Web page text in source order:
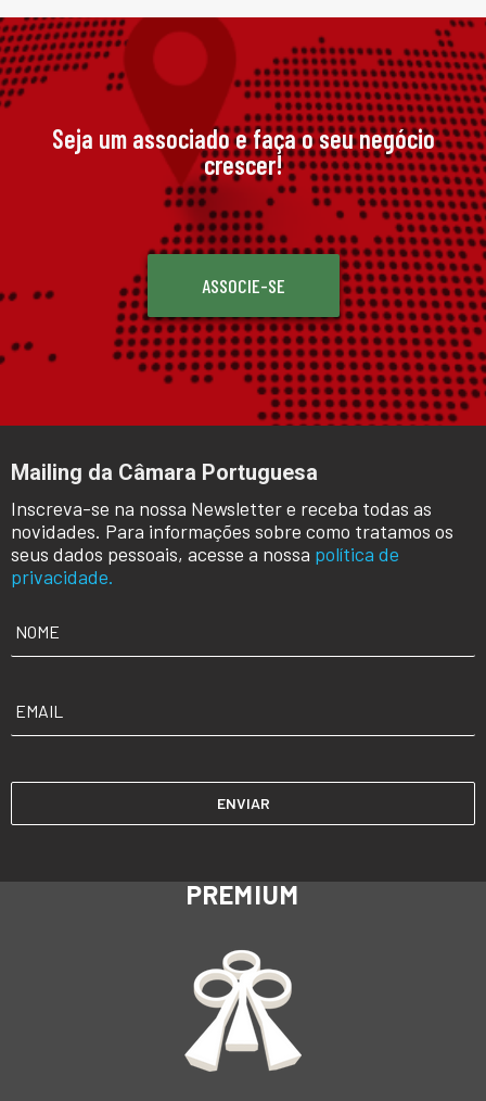
Seja um associado e faça o seu negócio
crescer!
ASSOCIE-SE
Mailing da Câmara Portuguesa
Inscreva-se na nossa Newsletter e receba todas as
novidades. Para informações sobre como tratamos os
seus dados pessoais, acesse a nossa política de
privacidade.
PREMIUM